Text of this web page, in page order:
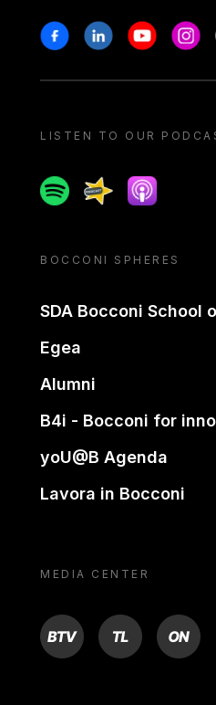
Stay in touch
FacebookLinkedinYoutube
LISTEN TO OUR
SpotifySpreaker
Apple
BOCCONI SPHERES
SDA Bocconi School
Egea
Alumni
B4i - Bocconi for
yoU@B Agenda
Lavora in Bocconi
MEDIA CENTER
BTV TL ON